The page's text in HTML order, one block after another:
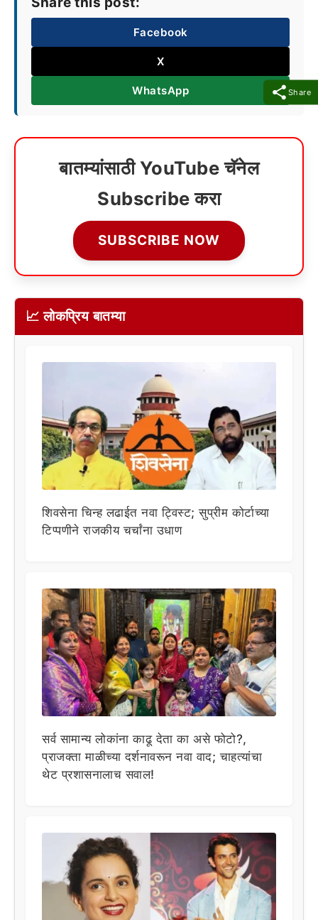
Share
Facebook
X
WhatsApp
बातम्यांसाठी YouTube चॅनेल
Subscribe करा
SUBSCRIBE NOW
📈 लोकप्रिय बातम्या
शिवसेना चिन्ह लढाईत नवा ट्विस्ट; सुप्रीम कोर्टाच्या
टिप्पणीने राजकीय चर्चांना उधाण
सर्व सामान्य लोकांना काढू देता का असे फोटो?,
प्राजक्ता माळीच्या दर्शनावरून नवा वाद; चाहत्यांचा
थेट प्रशासनालाच सवाल!